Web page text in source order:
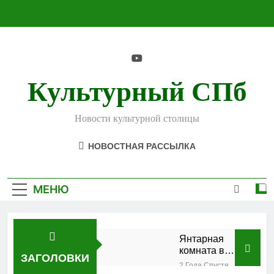
Культурный СПб
Новости культурной столицы
НОВОСТНАЯ РАССЫЛКА
МЕНЮ
ЗАГОЛОВКИ
Янтарная
комната в
Екатерининском
2 Года Спустя